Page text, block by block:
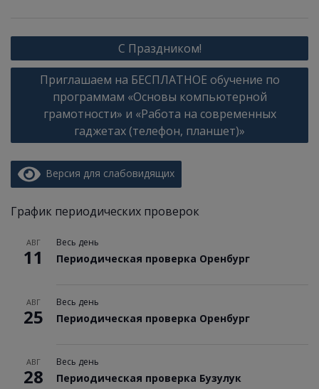
Навигация
по
записям
С Праздником!
Приглашаем на БЕСПЛАТНОЕ обучение по
программам «Основы компьютерной
грамотности» и «Работа на современных
гаджетах (телефон, планшет)»
Версия для слабовидящих
График периодических проверок
АВГ
11
Весь день
Периодическая проверка Оренбург
АВГ
25
Весь день
Периодическая проверка Оренбург
АВГ
28
Весь день
Периодическая проверка Бузулук